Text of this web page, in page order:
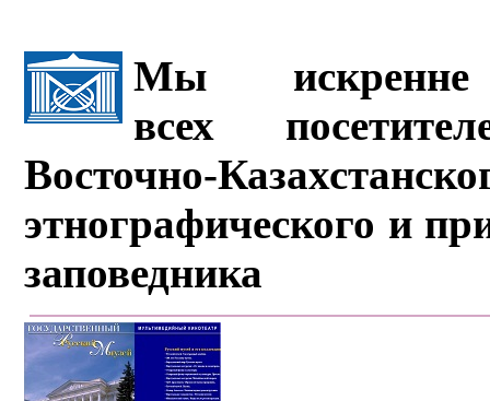
Мы искренне
всех
Восточно-
этнографического и
заповедника